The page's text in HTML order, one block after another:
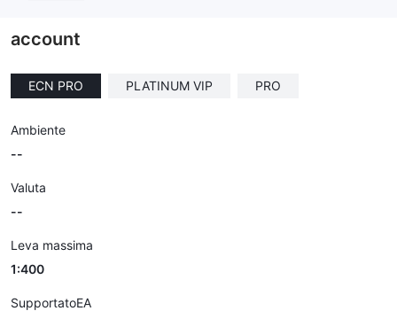
account
ECN PRO PLATINUM VIP PRO
Ambiente
--
Valuta
--
Leva massima
1:400
SupportatoEA